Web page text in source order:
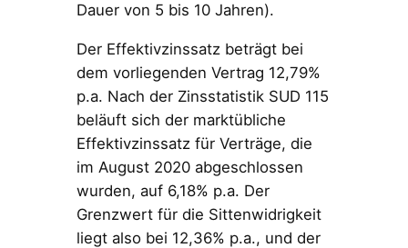
Dauer von 5 bis 10 Jahren).
Der Effektivzinssatz beträgt bei
dem vorliegenden Vertrag 12,79%
p.a. Nach der Zinsstatistik SUD 115
beläuft sich der marktübliche
Effektivzinssatz für Verträge, die
im August 2020 abgeschlossen
wurden, auf 6,18% p.a. Der
Grenzwert für die Sittenwidrigkeit
liegt also bei 12,36% p.a., und der